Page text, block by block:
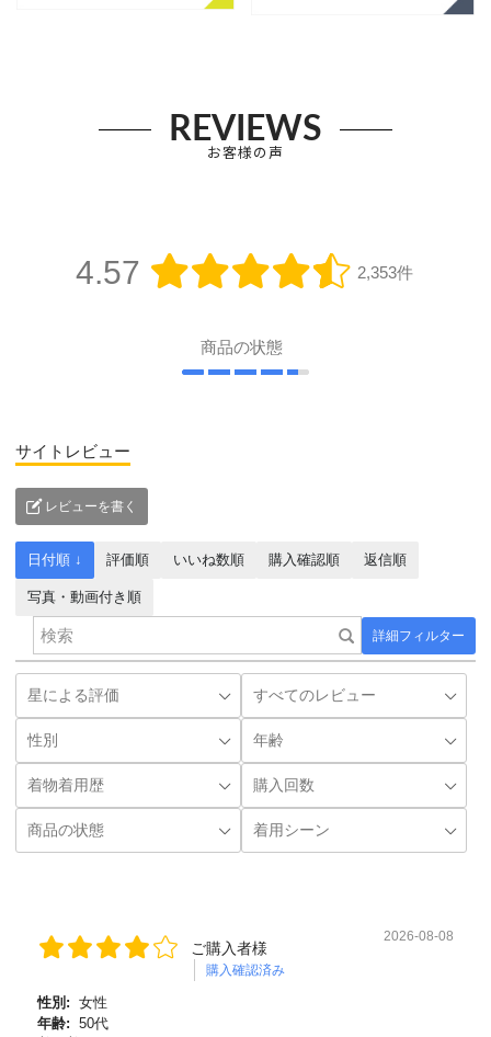
REVIEWS
お客様の声
4.57 2,353件
商品の状態
サイトレビュー
レビューを書く
詳細フィルター
日付順 ↓ 評価順 いいね数順 購入確認順 返信順
写真・動画付き順
ご購入者様
購入確認済み
2026-08-08
性別: 女性
年齢: 50代